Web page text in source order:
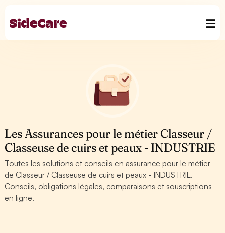
Les Assurances pour le métier Classeur /
Classeuse de cuirs et peaux - INDUSTRIE
Toutes les solutions et conseils en assurance pour le métier
de Classeur / Classeuse de cuirs et peaux - INDUSTRIE.
Conseils, obligations légales, comparaisons et souscriptions
en ligne.